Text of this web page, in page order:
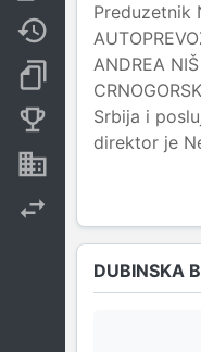
Javne nabavke
Dokumenti i
Konkurentske
Preduzetnik
ANDREA
Srbija i
direktor je
DUBINSKA